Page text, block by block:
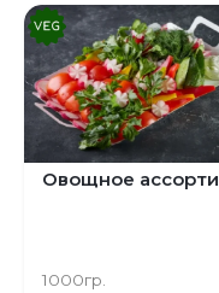
Овощное ассорти
1000гр.